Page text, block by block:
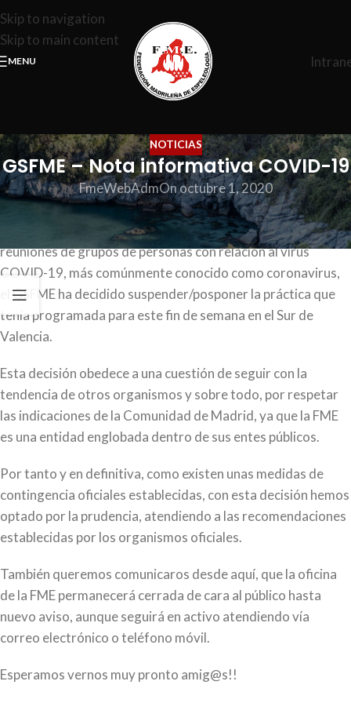
Skip to navigation
Skip to main content
MENU
NOTICIAS
GSFME – Nota informativa COVID-19
FmeWebAdmOn octubre 1, 2020
Tras las recientes noticias y recomendaciones de la
Comunidad de Madrid, respecto a los desplazamientos y
reuniones de grupos de personas con relación al virus
COVID-19, más comúnmente conocido como coronavirus,
el GSFME ha decidido suspender/posponer la práctica que
tenía programada para este fin de semana en el Sur de
Valencia.
Esta decisión obedece a una cuestión de seguir con la
tendencia de otros organismos y sobre todo, por respetar
las indicaciones de la Comunidad de Madrid, ya que la FME
es una entidad englobada dentro de sus entes públicos.
Por tanto y en definitiva, como existen unas medidas de
contingencia oficiales establecidas, con esta decisión hemos
optado por la prudencia, atendiendo a las recomendaciones
establecidas por los organismos oficiales.
También queremos comunicaros desde aquí, que la oficina
de la FME permanecerá cerrada de cara al público hasta
nuevo aviso, aunque seguirá en activo atendiendo vía
correo electrónico o teléfono móvil.
Esperamos vernos muy pronto amig@s!!